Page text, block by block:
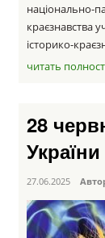
національно-
краєзнавства
історико-
читать
28
України
27.06.2025